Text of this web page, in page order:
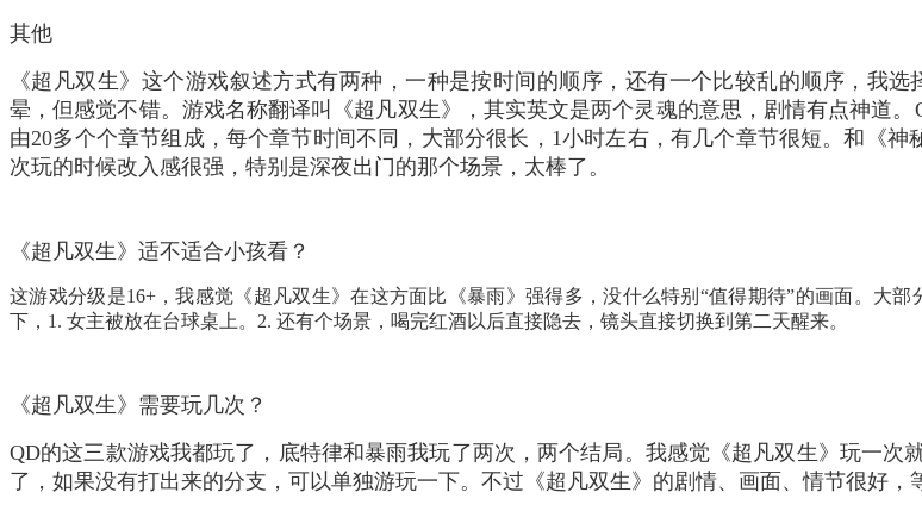
其他
《超凡双生》这个游戏叙述方式有两种，一种是按时间的顺序，还有一个比较乱的顺序，我
晕，但感觉不错。 游戏名称翻译叫《超凡双生》，其实英文是两个灵魂的意思，剧情有点神道。
由20多个个章节组成，每个章节时间不同，大部分很长，1小时左右，有几个章节很短。和《神
次玩的时候改入感很强，特别是深夜出门的那个场景，太棒了。
《超凡双生》适不适合小孩看？
这游戏分级是16+，我感觉《超凡双生》在这方面比《暴雨》强得多，没什么特别“值得期待”的画面。大
下，1. 女主被放在台球桌上。2. 还有个场景，喝完红酒以后直接隐去，镜头直接切换到第二天醒来。
《超凡双生》需要玩几次？
QD的这三款游戏我都玩了，底特律和暴雨我玩了两次，两个结局。 我感觉《超凡双生》玩一次
了，如果没有打出来的分支，可以单独游玩一下。 不过《超凡双生》的剧情、画面、情节很好，